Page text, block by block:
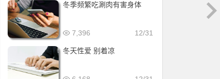
冬季频繁吃涮肉有害身体
12/31
7,396
冬天性爱 别着凉